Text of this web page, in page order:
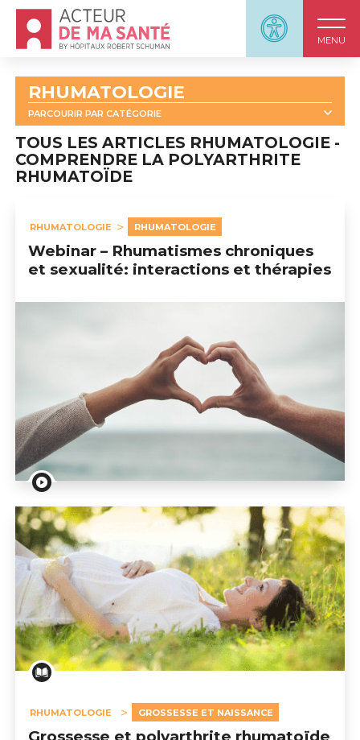
Panneau
MENU
Accueil - Acteur de ma santé, by HôpitauxRobert
RHUMATOLOGIE
PARCOURIR PAR CATÉGORIE
TOUT RHUMATOLOGIE : OUTILS WEBINARS
RHUMATOLOGIE - OSTÉOPOROSE
SOIGNER LA POLYARTHRITE RHUMATOÏDE
VIVRE AVEC LA POLYARTHRITE RHUMATOÏDE
RIR - RÉSEAU IMMUNO-RHUMATOLOGIE
TOUS LES ARTICLES RHUMATOLOGIE -
COMPRENDRE LA POLYARTHRITE
RHUMATOÏDE
RHUMATOLOGIE RHUMATOLOGIE
Webinar – Rhumatismes chroniques
et sexualité: interactions et thérapies
Webinar – Rhumatismes chroniques et sexualité:
RHUMATOLOGIE GROSSESSE ET NAISSANCE
Grossesse et polyarthrite rhumatoïde